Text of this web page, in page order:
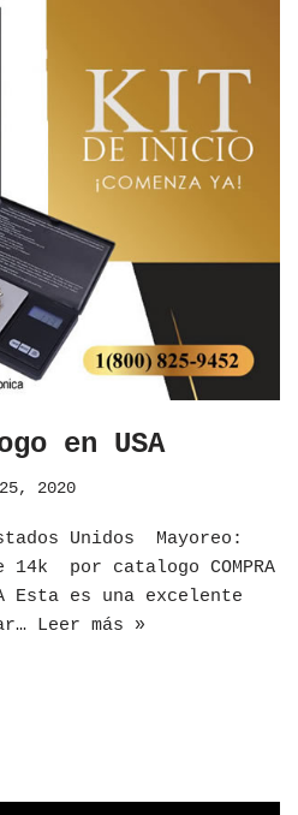
en USA
2020
Unidos ​Mayoreo:
14k por catalogo COMPRA
Esta es una excelente
Leer más »